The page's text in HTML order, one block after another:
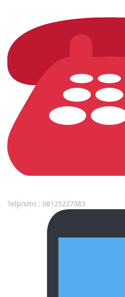
Telp/sms : 08125227383